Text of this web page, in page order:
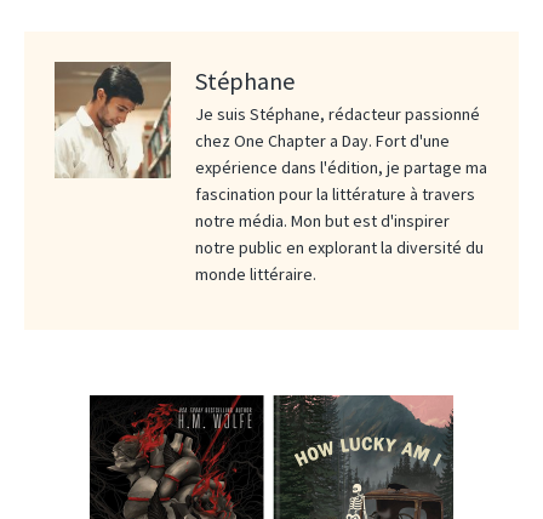
Stéphane
Je suis Stéphane, rédacteur passionné
chez One Chapter a Day. Fort d'une
expérience dans l'édition, je partage ma
fascination pour la littérature à travers
notre média. Mon but est d'inspirer
notre public en explorant la diversité du
monde littéraire.